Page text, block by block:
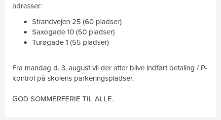
adresser:
Strandvejen 25 (60 pladser)
Saxogade 10 (50 pladser)
Turøgade 1 (55 pladser)
Fra mandag d. 3. august vil der atter blive indført betaling / P-
kontrol på skolens parkeringspladser.
GOD SOMMERFERIE TIL ALLE.